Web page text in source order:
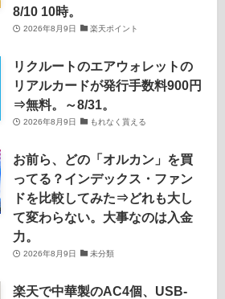
8/10 10時。
2026年8月9日 楽天ポイント
リクルートのエアウォレットの
リアルカードが発行手数料900円
⇒無料。～8/31。
2026年8月9日 もれなく貰える
お前ら、どの「オルカン」を買
ってる？インデックス・ファン
ドを比較してみた⇒どれも大し
て変わらない。大事なのは入金
力。
2026年8月9日 未分類
楽天で中華製のAC4個、USB-